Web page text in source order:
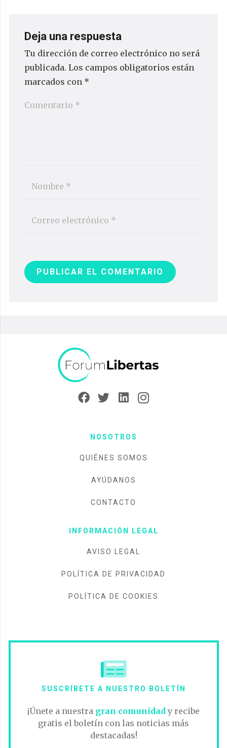
Deja una respuesta
Tu dirección de correo electrónico no será
publicada. Los campos obligatorios están
marcados con *
PUBLICAR EL COMENTARIO
NOSOTROS
QUIÉNES SOMOS
AYÚDANOS
CONTACTO
INFORMACIÓN LEGAL
AVISO LEGAL
POLÍTICA DE PRIVACIDAD
POLÍTICA DE COOKIES
SUSCRÍBETE A NUESTRO BOLETÍN
¡Únete a nuestra gran comunidad y recibe
gratis el boletín con las noticias más
destacadas!